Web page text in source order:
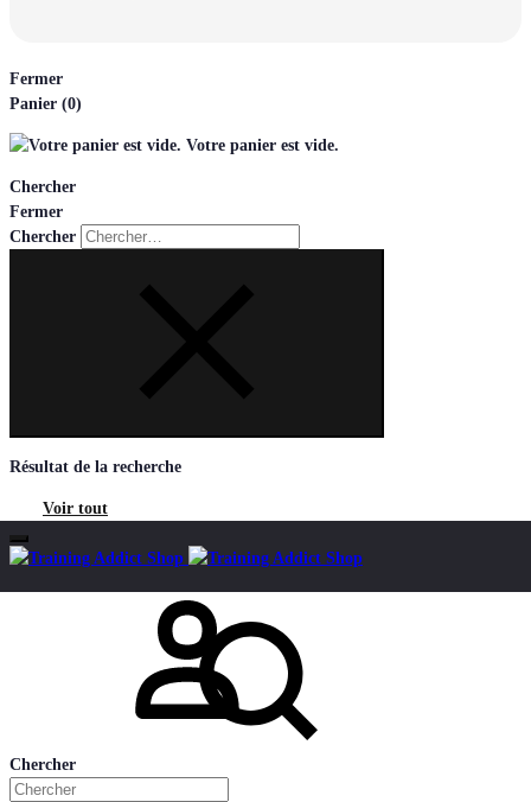
Fermer
Panier (0)
Votre panier est vide.
Chercher
Fermer
Chercher
Résultat de la recherche
Voir tout
Chercher